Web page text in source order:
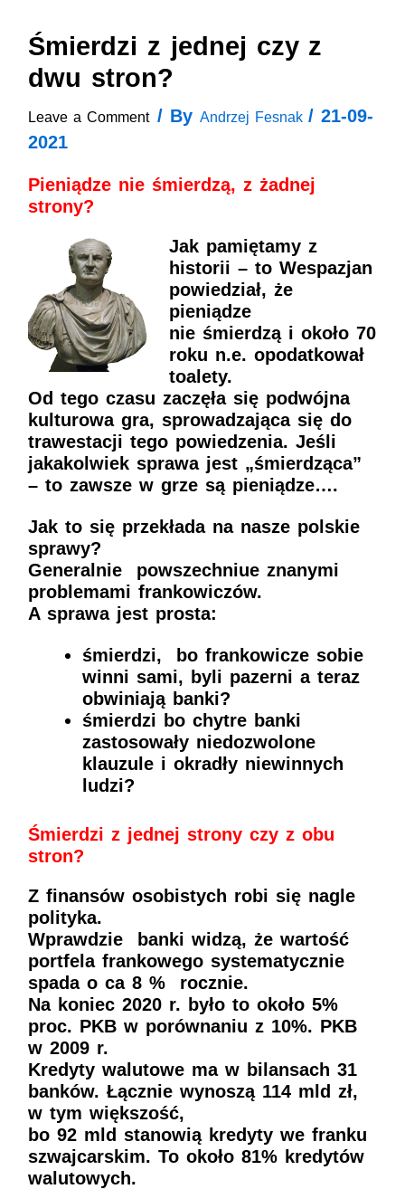
Śmierdzi z jednej czy z
dwu stron?
Leave a Comment / By Andrzej Fesnak/21-09-
2021
Pieniądze nie śmierdzą, z żadnej
strony?
Jak pamiętamy z
historii – to Wespazjan
powiedział, że
pieniądze
nie śmierdzą i około 70
roku n.e. opodatkował
toalety.
Od tego czasu zaczęła się podwójna
kulturowa gra, sprowadzająca się do
trawestacji tego powiedzenia. Jeśli
jakakolwiek sprawa jest „śmierdząca”
– to zawsze w grze są pieniądze….
Jak to się przekłada na nasze polskie
sprawy?
Generalnie powszechniue znanymi
problemami frankowiczów.
A sprawa jest prosta:
śmierdzi, bo frankowicze sobie
winni sami, byli pazerni a teraz
obwiniają banki?
śmierdzi bo chytre banki
zastosowały niedozwolone
klauzule i okradły niewinnych
ludzi?
Śmierdzi z jednej strony czy z obu
stron?
Z finansów osobistych robi się nagle
polityka.
Wprawdzie banki widzą, że wartość
portfela frankowego systematycznie
spada o ca 8 % rocznie.
Na koniec 2020 r. było to około 5%
proc. PKB w porównaniu z 10%. PKB
w 2009 r.
Kredyty walutowe ma w bilansach 31
banków. Łącznie wynoszą 114 mld zł,
w tym większość,
bo 92 mld stanowią kredyty we franku
szwajcarskim. To około 81% kredytów
walutowych.